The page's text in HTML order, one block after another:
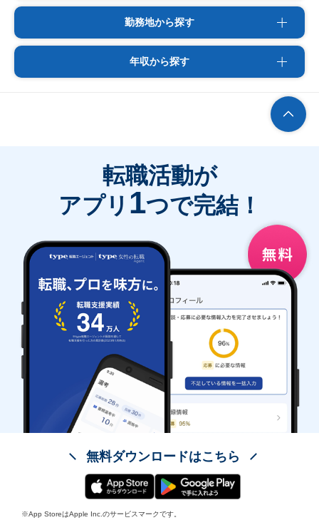
勤務地から探す
年収から探す
転職活動が
アプリ 1つで完結！
無料ダウンロードはこちら
※App StoreはApple Inc.のサービスマークです。